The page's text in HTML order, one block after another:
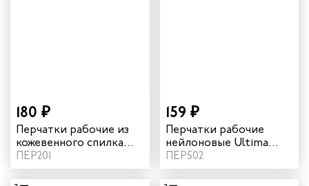
180 ₽
Перчатки рабочие из
кожевенного спилка
без подкладки
ПЕР201
159 ₽
Перчатки рабочие
нейлоновые Ultima
ULT830 с полным
нитриловым
покрытием цвет
ПЕР502